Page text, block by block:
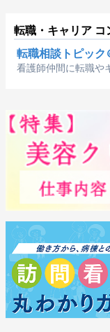
転職・キャリア
転職相談トピック
看護師仲間に転職や